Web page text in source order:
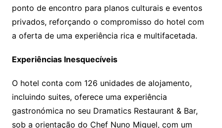
ponto de encontro para planos culturais e eventos
privados, reforçando o compromisso do hotel com
a oferta de uma experiência rica e multifacetada.
Experiências Inesquecíveis
O hotel conta com 126 unidades de alojamento,
incluindo suites, oferece uma experiência
gastronómica no seu Dramatics Restaurant & Bar,
sob a orientação do Chef Nuno Miguel, com um